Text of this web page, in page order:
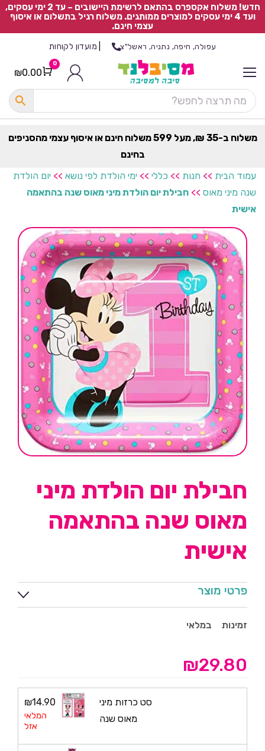
חדש! משלוח אקספרס בהתאם לרשימת היישובים – עד 2 ימי עסקים,
ועד 4 ימי עסקים למוצרים ממותגים. משלוח רגיל בתשלום או איסוף
עצמי חינם.
עפולה, חיפה, נתניה, ראשל"צ מועדון לקוחות
Cart
0
₪0.00
משלוח ב-35 ₪, מעל 599 משלוח חינם או איסוף עצמי מהסניפים
בחינם
עמוד הבית >> חנות >> כללי >> ימי הולדת לפי נושא >> יום הולדת
שנה מיני מאוס >> חבילת יום הולדת מיני מאוס שנה בהתאמה
אישית
חבילת יום הולדת מיני
מאוס שנה בהתאמה
אישית
פרטי מוצר
זמינות במלאי
₪29.80
סט כרזות מיני
מאוס שנה
₪14.90
המלאי
אזל